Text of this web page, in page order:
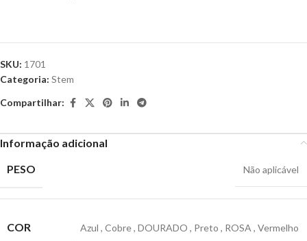
SKU: 1701
Categoria: Stem
Compartilhar:
Informação adicional
PESO
Não aplicável
COR Azul , Cobre, DOURADO , Preto , ROSA , Vermelho